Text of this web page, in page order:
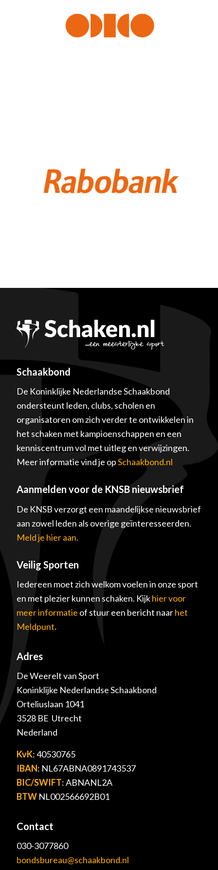
Schaakbond
De Koninklijke Nederlandse Schaakbond
ondersteunt leden, clubs, scholen en
organisatoren om zich verder te ontwikkelen in
het schaken met kampioenschappen en een
kenniscentrum vol met uitleg en verwijzingen.
Meer informatie vind je opSchaakbond.nl
Aanmelden voor de KNSB nieuwsbrief
De KNSB verzorgt een maandelijkse nieuwsbrief
aan zowel leden als overige geïnteresseerden.
Meld je hier aan.
Veilig Sporten
Iedereen moet zich welkom voelen in onze sport
en met plezier kunnen schaken. Kijkhier voor
meer informatie of stuur een bericht naarhet
Meldpunt.
Adres
De Weerelt van Sport
Koninklijke Nederlandse Schaakbond
Orteliuslaan 1041
3528 BE Utrecht
Nederland
KvK: 40530765
IBAN: NL67ABNA0891743537
BIC/SWIFT: ABNANL2A
BTWNL002566692B01
Contact
030-3077860
bondsbureau@schaakbond.nl